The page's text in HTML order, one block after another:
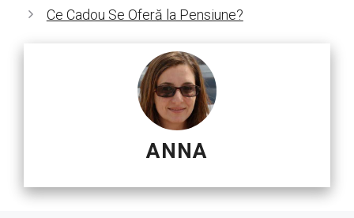
Ce Cadou Se Oferă la Pensiune?
ANNA